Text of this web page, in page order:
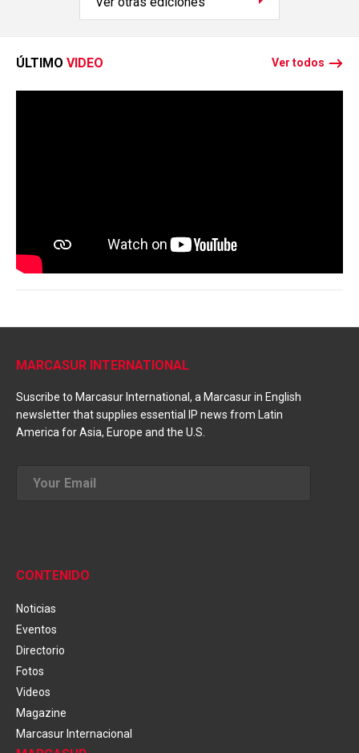
ÚLTIMO VIDEO Ver todos
MARCASUR INTERNATIONAL
Suscribe to Marcasur International, a Marcasur in English
newsletter that supplies essential IP news from Latin
America for Asia, Europe and the U.S.
CONTENIDO
Noticias
Eventos
Directorio
Fotos
Videos
Magazine
Marcasur Internacional